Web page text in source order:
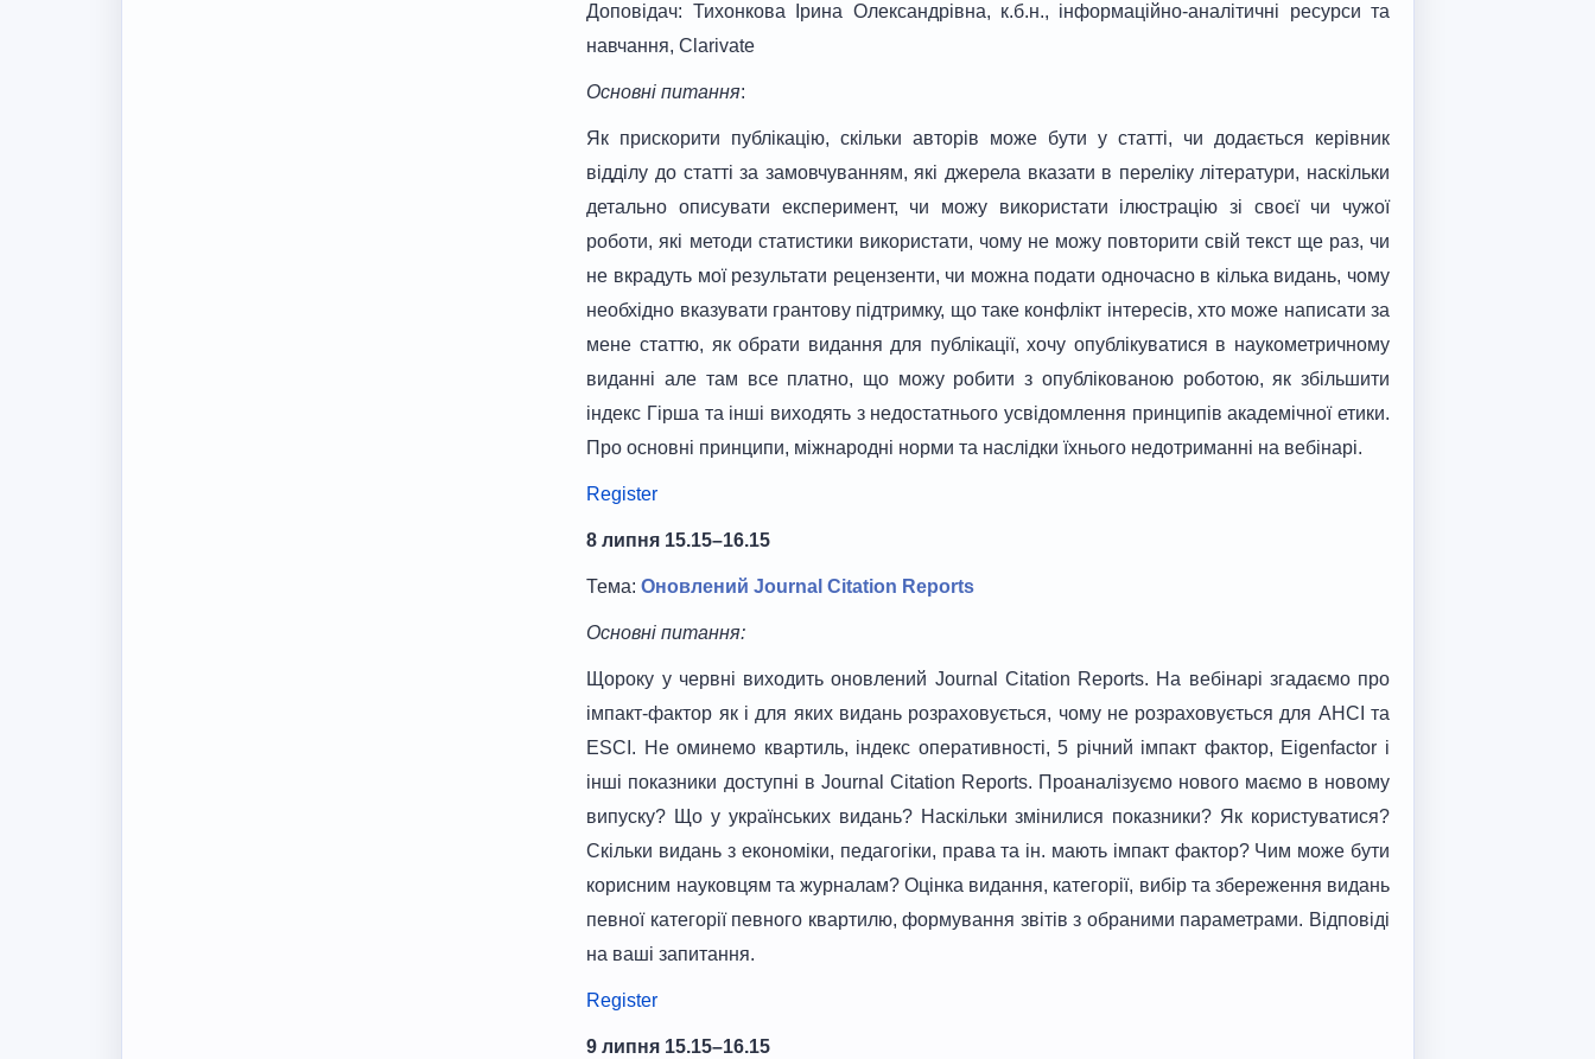
Доповідач: Тихонкова Ірина Олександрівна, к.б.н., інформаційно-аналітичні ресурси та
навчання, Clarivate
Основні питання:
Як прискорити публікацію, скільки авторів може бути у статті, чи додається керівник
відділу до статті за замовчуванням, які джерела вказати в переліку літератури, наскільки
детально описувати експеримент, чи можу використати ілюстрацію зі своєї чи чужої
роботи, які методи статистики використати, чому не можу повторити свій текст ще раз, чи
не вкрадуть мої результати рецензенти, чи можна подати одночасно в кілька видань, чому
необхідно вказувати грантову підтримку, що таке конфлікт інтересів, хто може написати за
мене статтю, як обрати видання для публікації, хочу опублікуватися в наукометричному
виданні але там все платно, що можу робити з опублікованою роботою, як збільшити
індекс Гірша та інші виходять з недостатнього усвідомлення принципів академічної етики.
Про основні принципи, міжнародні норми та наслідки їхнього недотриманні на вебінарі.
Register
8 липня 15.15–16.15
Тема:Оновлений Journal Citation Reports
Основні питання:
Щороку у червні виходить оновлений Journal Citation Reports. На вебінарі згадаємо про
імпакт-фактор як і для яких видань розраховується, чому не розраховується для AHCI та
ESCI. Не оминемо квартиль, індекс оперативності, 5 річний імпакт фактор, Eigenfactor і
інші показники доступні в Journal Citation Reports. Проаналізуємо нового маємо в новому
випуску? Що у українських видань? Наскільки змінилися показники? Як користуватися?
Скільки видань з економіки, педагогіки, права та ін. мають імпакт фактор? Чим може бути
корисним науковцям та журналам? Оцінка видання, категорії, вибір та збереження видань
певної категорії певного квартилю, формування звітів з обраними параметрами. Відповіді
на ваші запитання.
Register
9 липня 15.15–16.15